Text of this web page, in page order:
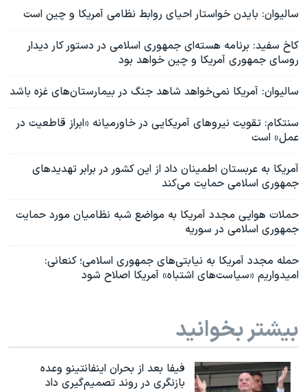
سالیوان: بایدن خواستار احیای روابط نظامی آمریکا و چین است
کاخ سفید: برنامه هسته‌ای جمهوری اسلامی در دستور کار دیدار
روسای جمهوری آمریکا و چین خواهد بود
سالیوان: آمریکا نمی‌خواهد شاهد جنگ در بیمارستان‌های غزه باشد
سنتکام: تقویت نیروهای آمریکایی در خاورمیانه «ابراز قاطعیت در
عمل» است
آمریکا به عربستان اطمینان داد از این کشور در برابر تهدیدهای
جمهوری اسلامی حمایت می‌کند
حملات هوایی مجدد آمریکا به مواضع شبه نظامیان مورد حمایت
جمهوری اسلامی در سوریه
حمله مجدد آمریکا به نیابتی‌های جمهوری اسلامی؛ کنعانی:
امیدواریم «سیاست‌های اشتباه» آمریکا اصلاح شود
بیشتر بخوانید
فیفا بعد از بحران اینفانتینو وعده
بازنگری در روند تصمیم‌گیری داد